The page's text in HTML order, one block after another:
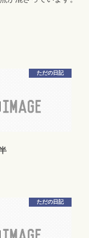
ただの日記
ただの日記